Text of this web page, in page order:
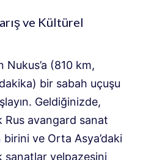
ve Kültürel
Nukus’a (810 km,
bir sabah uçuşu
Geldiğinizde,
Rus avangard sanat
ve Orta Asya’daki
sanatlar yelpazesini